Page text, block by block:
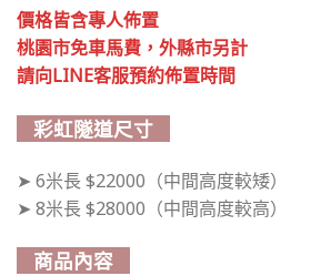
價格皆含專人佈置
桃園市免車馬費，外縣市另計
請向LINE客服預約佈置時間
彩虹隧道尺寸
➤ 6米長 $22000（中間高度較矮）
➤ 8米長 $28000（中間高度較高）
商品內容